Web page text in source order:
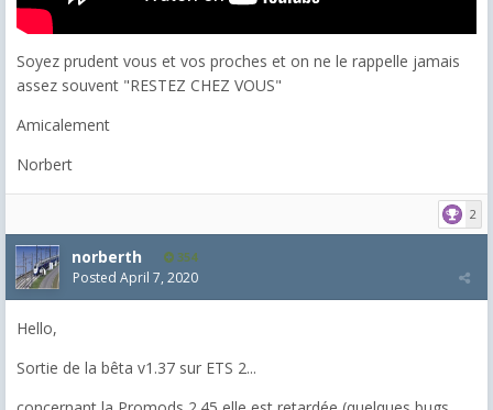
Soyez prudent vous et vos proches et on ne le rappelle jamais
assez souvent "RESTEZ CHEZ VOUS"
Amicalement
Norbert
2
norberth 354
Posted April 7, 2020
Hello,
Sortie de la bêta v1.37 sur ETS 2...